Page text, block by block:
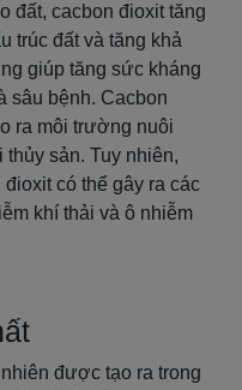
đất, cacbon đioxit tăng
trúc đất và tăng khả
giúp tăng sức kháng
sâu bệnh. Cacbon
ra môi trường nuôi
thủy sản. Tuy nhiên,
có thể gây ra các
khí thải và ô nhiễm
được tạo ra trong